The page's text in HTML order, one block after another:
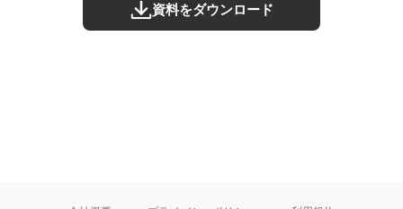
資料をダウンロード